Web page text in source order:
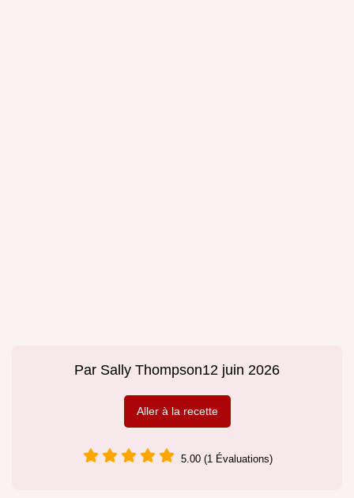
Par Sally Thompson12 juin 2026
Aller à la recette
5.00 (1 Évaluations)